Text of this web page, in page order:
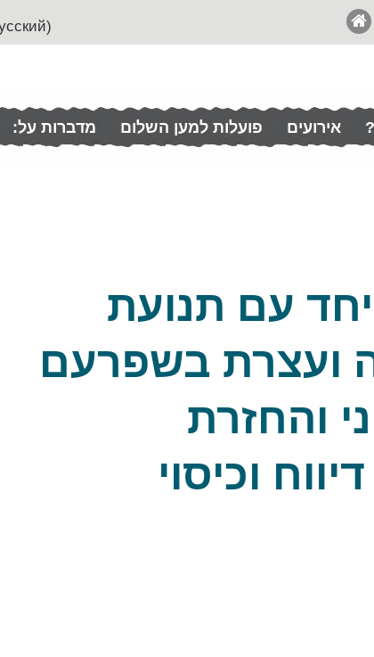
(English (& Francais / Español / Italian / Pусский
אירועים פועלות למען השלום מדברות על:
עם תנועת
ועצרת בשפרעם
והחזרת
29.3.23 – דיווח וכיסוי